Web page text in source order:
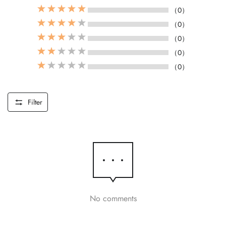
（0）
（0）
（0）
（0）
（0）
Filter
No comments